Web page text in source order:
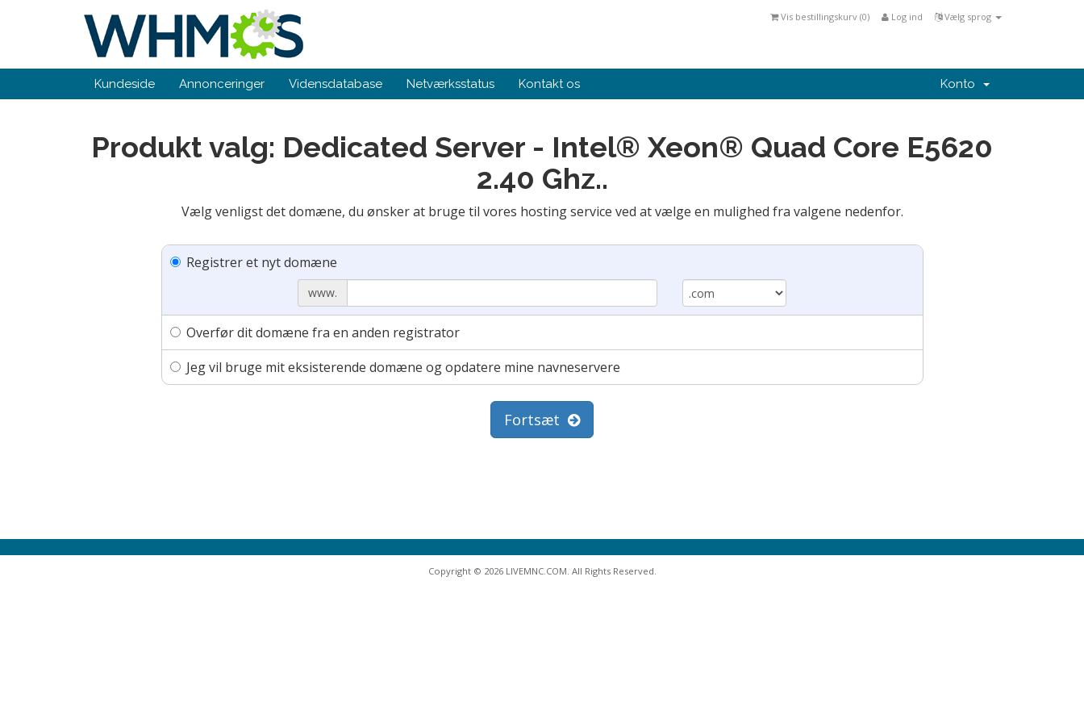
Vælg sprog
Log ind
Vis bestillingskurv (0)
Kundeside Annonceringer Vidensdatabase Netværksstatus Kontakt os Konto
Produkt valg: Dedicated Server - Intel® Xeon® Quad Core E5620
2.40 Ghz..
Vælg venligst det domæne, du ønsker at bruge til vores hosting service ved at vælge en mulighed fra valgene nedenfor.
Registrer et nyt domæne
www.
Overfør dit domæne fra en anden registrator
Jeg vil bruge mit eksisterende domæne og opdatere mine navneservere
Fortsæt
Copyright © 2026 LIVEMNC.COM. All Rights Reserved.